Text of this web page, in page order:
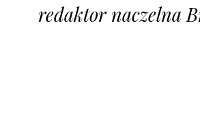
redaktor naczelna